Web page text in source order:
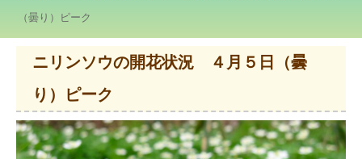
（曇り）ピーク
ニリンソウの開花状況 ４月５日（曇
り）ピーク